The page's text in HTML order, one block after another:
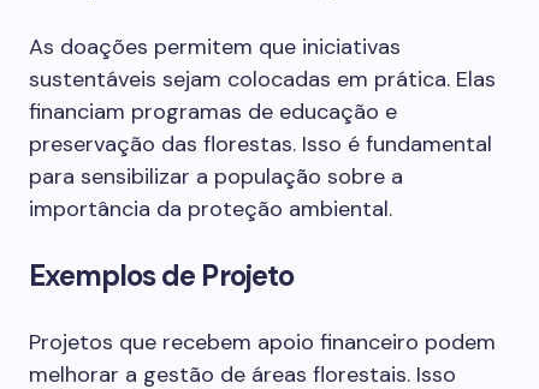
As doações permitem que iniciativas
sustentáveis sejam colocadas em prática. Elas
financiam programas de educação e
preservação das florestas. Isso é fundamental
para sensibilizar a população sobre a
importância da proteção ambiental.
Exemplos de Projeto
Projetos que recebem apoio financeiro podem
melhorar a gestão de áreas florestais. Isso